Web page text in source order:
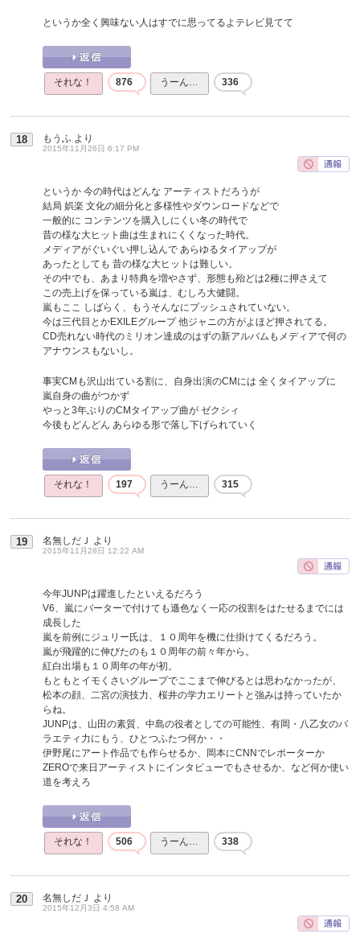
というか全く興味ない人はすでに思ってるよテレビ見てて
それな！ 876 うーん… 336
18 もうふ より
2015年11月26日 6:17 PM
というか 今の時代はどんな アーティストだろうが
結局 娯楽 文化の細分化と多様性やダウンロードなどで
一般的に コンテンツを購入しにくい冬の時代で
昔の様な大ヒット曲は生まれにくくなった時代。
メディアがぐいぐい押し込んで あらゆるタイアップが
あったとしても 昔の様な大ヒットは難しい。
その中でも、あまり特典を増やさず、形態も殆どは2種に押さえて
この売上げを保っている嵐は、むしろ大健闘。
嵐もここ しばらく、もうそんなにプッシュされていない。
今は三代目とかEXILEグループ 他ジャニの方がよほど押されてる。
CD売れない時代のミリオン達成のはずの新アルバムもメディアで何の
アナウンスもないし。
事実CMも沢山出ている割に、自身出演のCMには 全くタイアップに
嵐自身の曲がつかず
やっと3年ぶりのCMタイアップ曲が ゼクシィ
今後もどんどん あらゆる形で落し下げられていく
それな！ 197 うーん… 315
19 名無しだＪ より
2015年11月28日 12:22 AM
今年JUNPは躍進したといえるだろう
V6、嵐にバーターで付けても遜色なく一応の役割をはたせるまでには
成長した
嵐を前例にジュリー氏は、１０周年を機に仕掛けてくるだろう。
嵐が飛躍的に伸びたのも１０周年の前々年から。
紅白出場も１０周年の年が初。
もともとイモくさいグループでここまで伸びるとは思わなかったが、
松本の顔、二宮の演技力、桜井の学力エリートと強みは持っていたか
らね。
JUNPは、山田の素質、中島の役者としての可能性、有岡・八乙女のバ
ラエティ力にもう、ひとつふたつ何か・・
伊野尾にアート作品でも作らせるか、岡本にCNNでレポーターか
ZEROで来日アーティストにインタビューでもさせるか、など何か使い
道を考えろ
それな！ 506 うーん… 338
20 名無しだＪ より
2015年12月3日 4:58 AM